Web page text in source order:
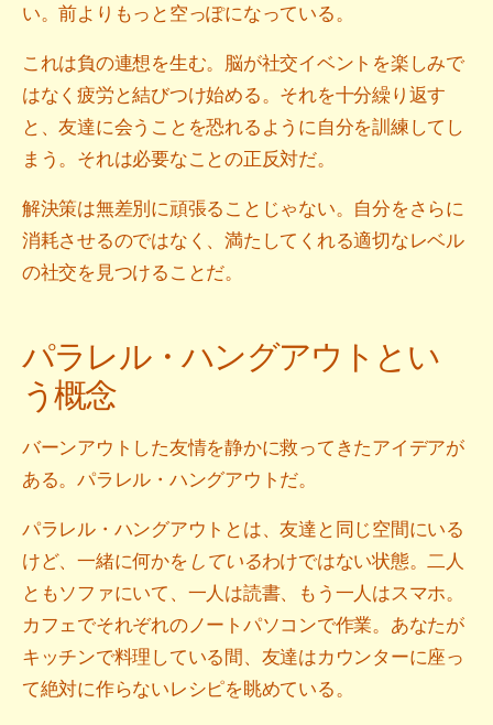
い。前よりもっと空っぽになっている。
これは負の連想を生む。脳が社交イベントを楽しみで
はなく疲労と結びつけ始める。それを十分繰り返す
と、友達に会うことを恐れるように自分を訓練してし
まう。それは必要なことの正反対だ。
解決策は無差別に頑張ることじゃない。自分をさらに
消耗させるのではなく、満たしてくれる適切なレベル
の社交を見つけることだ。
パラレル・ハングアウトとい
う概念
バーンアウトした友情を静かに救ってきたアイデアが
ある。パラレル・ハングアウトだ。
パラレル・ハングアウトとは、友達と同じ空間にいる
けど、一緒に何かを しているわけではない状態。二人
ともソファにいて、一人は読書、もう一人はスマホ。
カフェでそれぞれのノートパソコンで作業。あなたが
キッチンで料理している間、友達はカウンターに座っ
て絶対に作らないレシピを眺めている。